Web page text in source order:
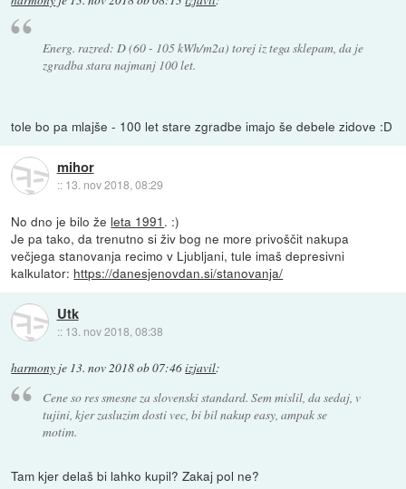
Energ. razred: D (60 - 105 kWh/m2a) torej iz tega sklepam, da je
zgradba stara najmanj 100 let.
tole bo pa mlajše - 100 let stare zgradbe imajo še debele zidove :D
mihor
:: 13. nov 2018, 08:29
No dno je bilo že leta 1991 . :)
Je pa tako, da trenutno si živ bog ne more privoščit nakupa
večjega stanovanja recimo v Ljubljani, tule imaš depresivni
kalkulator: https://danesjenovdan.si/stanovanja/
Utk
:: 13. nov 2018, 08:38
harmony je 13. nov 2018 ob 07:46izjavil:
Cene so res smesne za slovenski standard. Sem mislil, da sedaj, v
tujini, kjer zasluzim dosti vec, bi bil nakup easy, ampak se
motim.
Tam kjer delaš bi lahko kupil? Zakaj pol ne?